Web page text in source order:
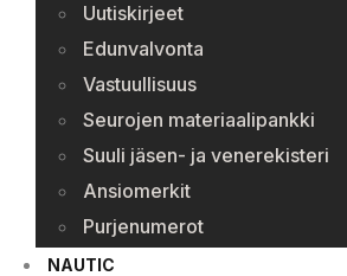
Uutiskirjeet
Edunvalvonta
Vastuullisuus
Seurojen materiaalipankki
Suuli jäsen- ja venerekisteri
Ansiomerkit
Purjenumerot
NAUTIC